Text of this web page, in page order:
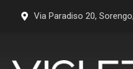
Via Paradiso 20,